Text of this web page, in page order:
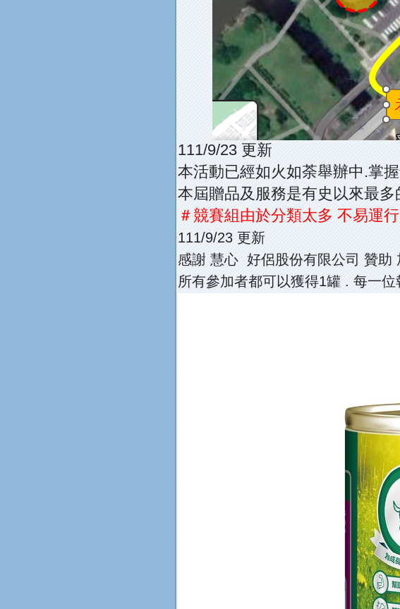
111/9/23 更新
本活動已經如火如荼舉辦中.掌
本屆贈品及服務是有史以來最
＃競賽組由於分類太多 不易運
111/9/23 更新
感謝 慧心 好侶股份有限公司 贊助
所有參加者都可以獲得1罐 . 每一